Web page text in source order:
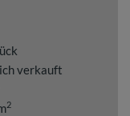
verkauft
2